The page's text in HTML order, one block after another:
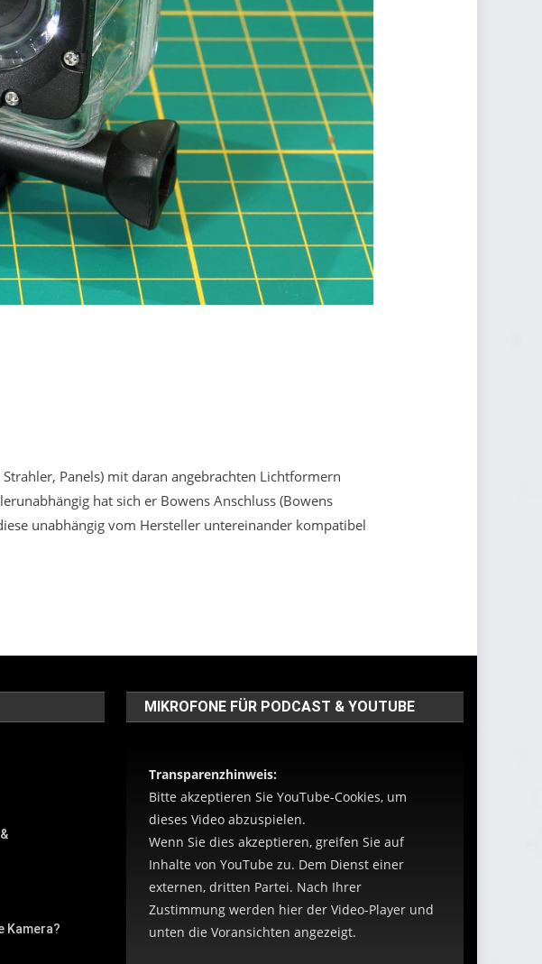
Panels) mit daran angebrachten Lichtformern
hat sich er Bowens Anschluss (Bowens
unabhängig vom Hersteller untereinander kompatibel
Kamera?
MIKROFONE FÜR PODCAST & YOUTUBE
Transparenzhinweis:
Bitte akzeptieren Sie YouTube-Cookies, um
dieses Video abzuspielen.
Wenn Sie dies akzeptieren, greifen Sie auf
Inhalte von YouTube zu. Dem Dienst einer
externen, dritten Partei. Nach Ihrer
Zustimmung werden hier der Video-Player und
unten die Voransichten angezeigt.